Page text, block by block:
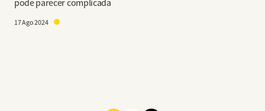
pode parecer complicada
17 Ago 2024